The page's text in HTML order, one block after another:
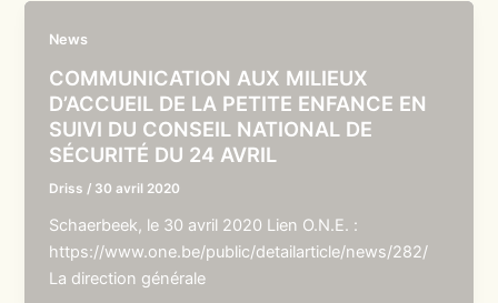
News
COMMUNICATION AUX MILIEUX
D’ACCUEIL DE LA PETITE ENFANCE EN
SUIVI DU CONSEIL NATIONAL DE
SÉCURITÉ DU 24 AVRIL
Driss / 30 avril 2020
Schaerbeek, le 30 avril 2020 Lien O.N.E. :
https://www.one.be/public/detailarticle/news/282/
La direction générale